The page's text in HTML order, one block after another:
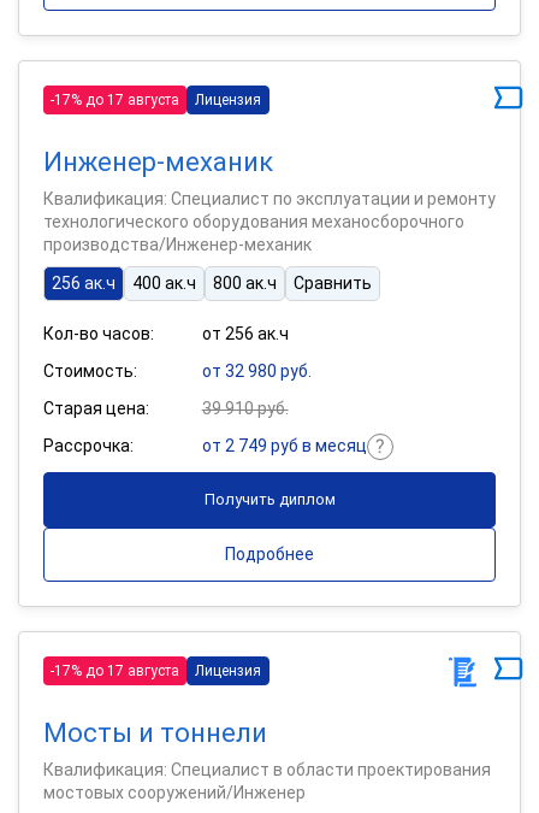
-17% до 17 августа Лицензия
Инженер-механик
Квалификация: Специалист по эксплуатации и ремонту
технологического оборудования механосборочного
производства/Инженер-механик
256 ак.ч
400 ак.ч 800 ак.ч Сравнить
Кол-во часов:
от 256 ак.ч
Стоимость:
от 32 980 руб.
Старая цена:
39 910 руб.
Рассрочка:
от 2 749 руб в месяц
Получить диплом
Подробнее
-17% до 17 августа Лицензия
Мосты и тоннели
Квалификация: Специалист в области проектирования
мостовых сооружений/Инженер